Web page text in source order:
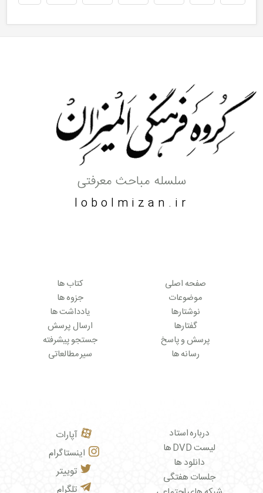
سلسله مباحث معرفتی
lobolmizan.ir
صفحه اصلی
موضوعات
نوشتارها
گفتارها
پرسش و پاسخ
رسانه ها
کتاب ها
جزوه ها
یادداشت ها
ارسال پرسش
جستجو پیشرفته
سیر مطالعاتی
درباره استاد
لیست DVD ها
دانلود ها
جلسات هفتگی
آپارات
اینستاگرام
توییتر
تلگرام